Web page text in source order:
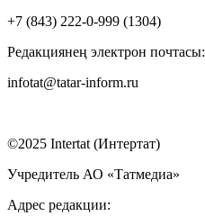
+7 (843) 222-0-999 (1304)
Редакциянең электрон почтасы:
infotat@tatar-inform.ru
©2025 Intertat (Интертат)
Учредитель АО «Татмедиа»
Адрес редакции: